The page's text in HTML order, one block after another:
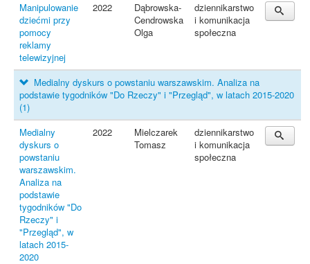
Manipulowanie
dziećmi przy
pomocy
reklamy
telewizyjnej
2022
Dąbrowska-
Cendrowska
Olga
dziennikarstwo
i komunikacja
społeczna
Medialny dyskurs o powstaniu warszawskim. Analiza na
podstawie tygodników "Do Rzeczy" i "Przegląd", w latach 2015-2020
(1)
Medialny
dyskurs o
powstaniu
warszawskim.
Analiza na
podstawie
tygodników "Do
Rzeczy" i
"Przegląd", w
latach 2015-
2020
2022
Mielczarek
Tomasz
dziennikarstwo
i komunikacja
społeczna